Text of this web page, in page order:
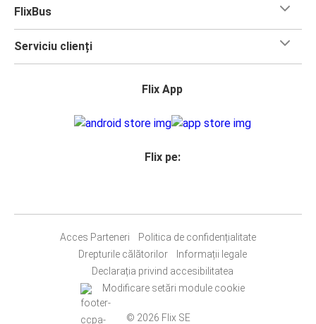
FlixBus
Serviciu clienți
Flix App
Flix pe:
Acces Parteneri
Politica de confidențialitate
Drepturile călătorilor
Informații legale
Declarația privind accesibilitatea
Modificare setări module cookie
© 2026 Flix SE